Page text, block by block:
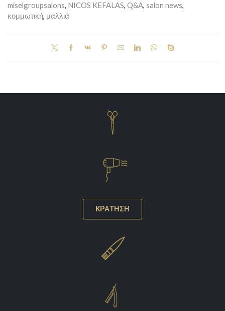
miselgroupsalons, NICOS KEFALAS, Q&A, salon news,
κομμωτική, μαλλιά
ΚΡΑΤΗΣΗ